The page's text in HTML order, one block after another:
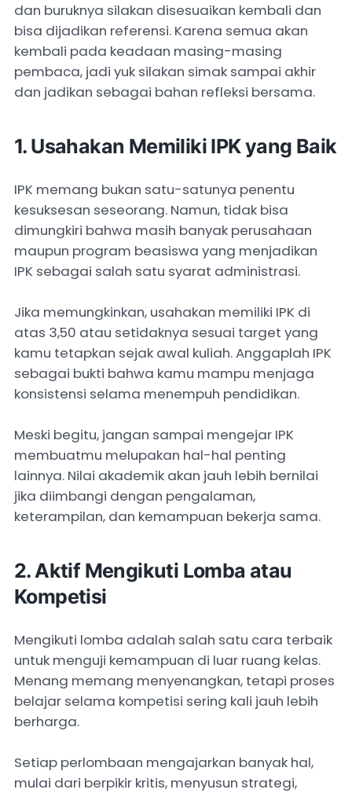
dan buruknya silakan disesuaikan kembali dan
bisa dijadikan referensi. Karena semua akan
kembali pada keadaan masing-masing
pembaca, jadi yuk silakan simak sampai akhir
dan jadikan sebagai bahan refleksi bersama.
1. Usahakan Memiliki IPK yang Baik
IPK memang bukan satu-satunya penentu
kesuksesan seseorang. Namun, tidak bisa
dimungkiri bahwa masih banyak perusahaan
maupun program beasiswa yang menjadikan
IPK sebagai salah satu syarat administrasi.
Jika memungkinkan, usahakan memiliki IPK di
atas 3,50 atau setidaknya sesuai target yang
kamu tetapkan sejak awal kuliah. Anggaplah IPK
sebagai bukti bahwa kamu mampu menjaga
konsistensi selama menempuh pendidikan.
Meski begitu, jangan sampai mengejar IPK
membuatmu melupakan hal-hal penting
lainnya. Nilai akademik akan jauh lebih bernilai
jika diimbangi dengan pengalaman,
keterampilan, dan kemampuan bekerja sama.
2. Aktif Mengikuti Lomba atau
Kompetisi
Mengikuti lomba adalah salah satu cara terbaik
untuk menguji kemampuan di luar ruang kelas.
Menang memang menyenangkan, tetapi proses
belajar selama kompetisi sering kali jauh lebih
berharga.
Setiap perlombaan mengajarkan banyak hal,
mulai dari berpikir kritis, menyusun strategi,